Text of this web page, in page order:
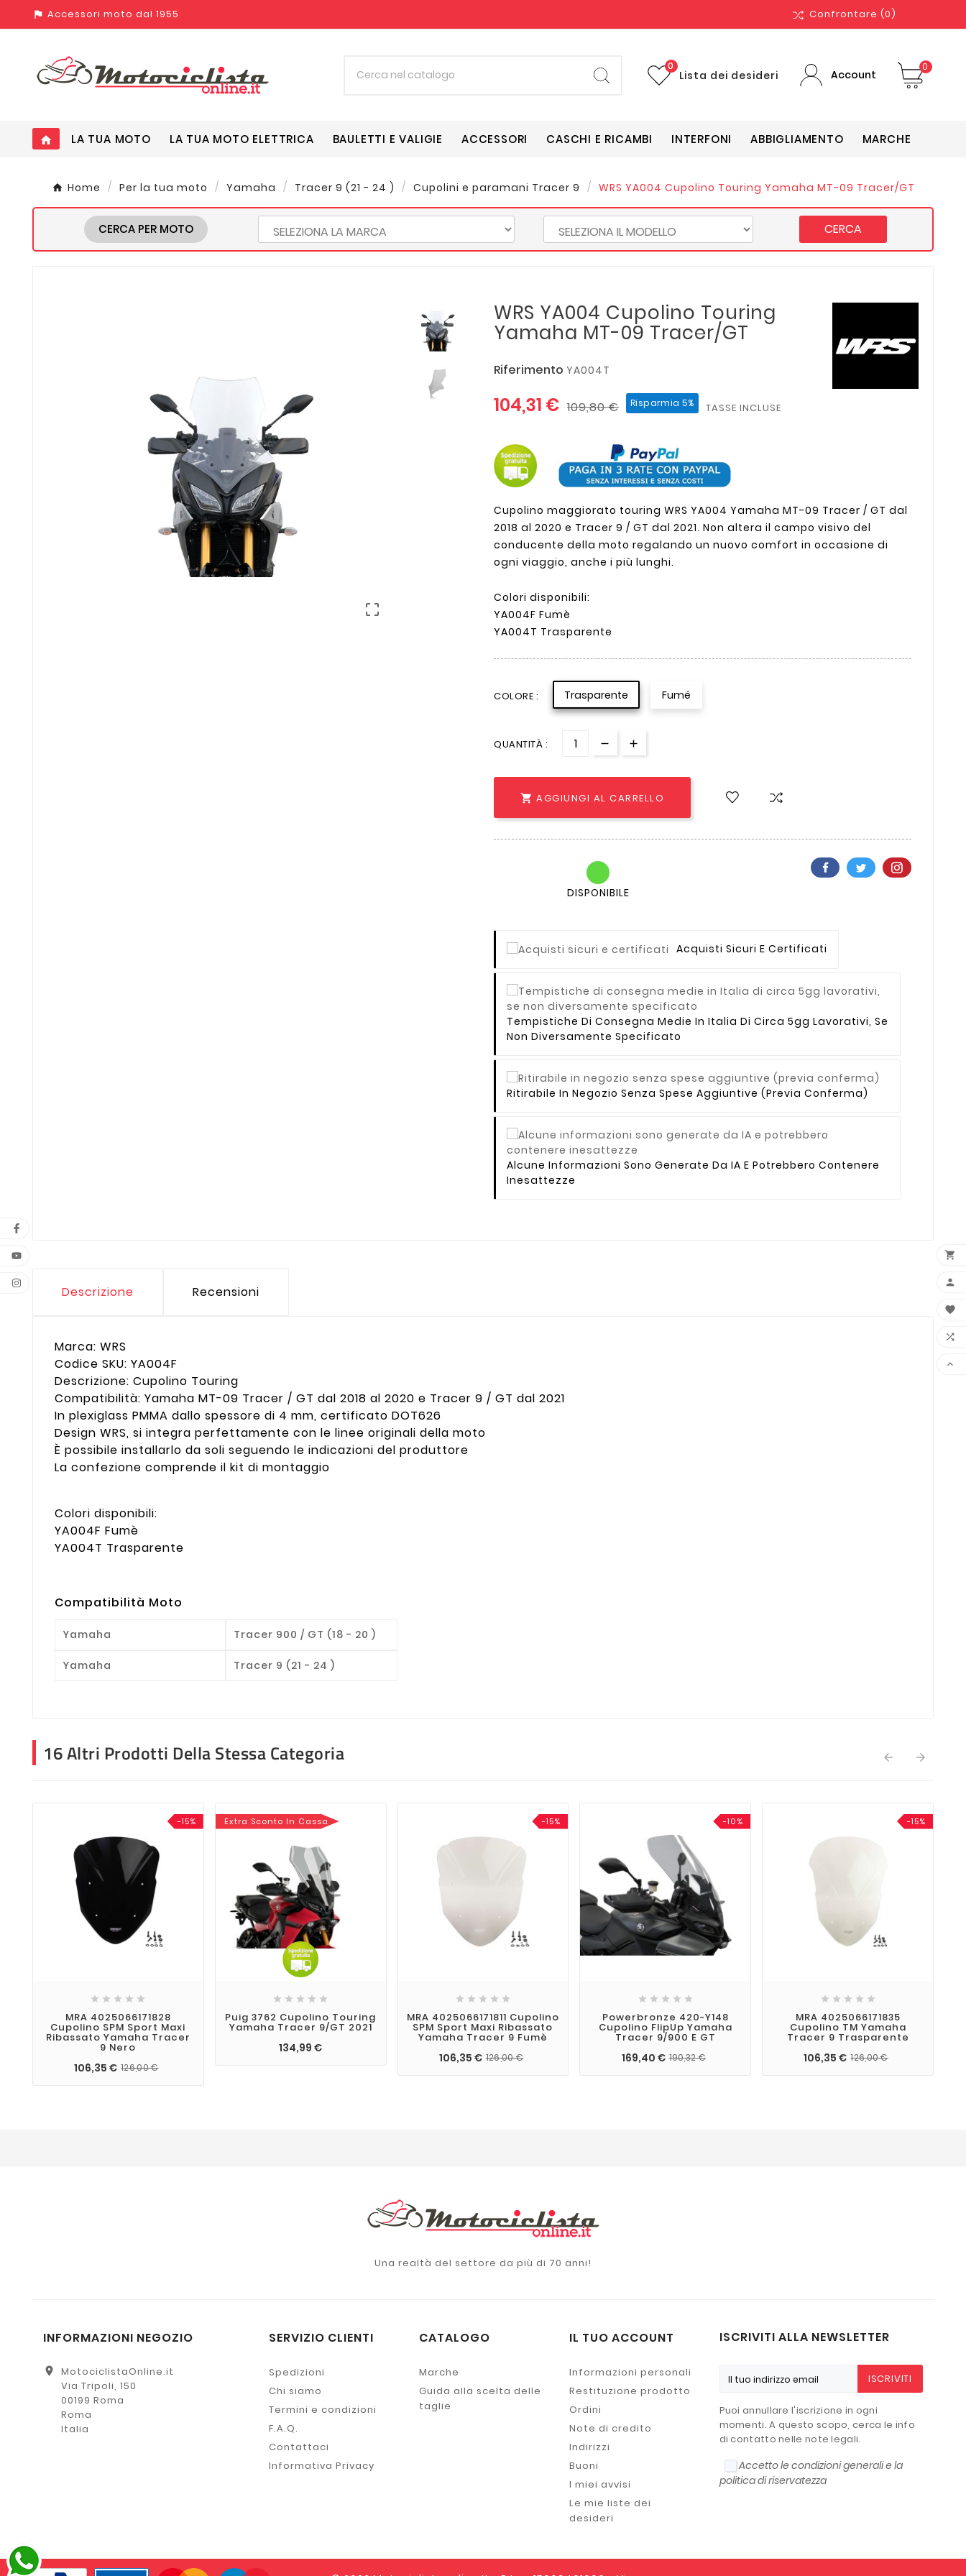
assistant_photo Accessori moto dal 1955 Confrontare (0)
Lista dei desideri
0
Account
0
home LA TUA MOTO LA TUA MOTO ELETTRICA BAULETTI E VALIGIE ACCESSORI CASCHI E RICAMBI INTERFONI ABBIGLIAMENTO MARCHE
Home Per la tua moto Yamaha Tracer 9 (21 - 24 ) Cupolini e paramani Tracer 9 WRS YA004 Cupolino Touring Yamaha MT-09 Tracer/GT
CERCA PER MOTO CERCA

WRS YA004 Cupolino Touring
Yamaha MT-09 Tracer/GT
Riferimento YA004T
104,31 € 109,80 € Risparmia 5% TASSE INCLUSE
Cupolino maggiorato touring WRS YA004 Yamaha MT-09 Tracer / GT dal
2018 al 2020 e Tracer 9 / GT dal 2021. Non altera il campo visivo del
conducente della moto regalando un nuovo comfort in occasione di
ogni viaggio, anche i più lunghi.
Colori disponibili:
YA004F Fumè
YA004T Trasparente
COLORE : Trasparente Fumé
QUANTITÀ :
 AGGIUNGI AL CARRELLO
DISPONIBILE
Acquisti Sicuri E Certificati
Tempistiche Di Consegna Medie In Italia Di Circa 5gg Lavorativi, Se
Non Diversamente Specificato
Ritirabile In Negozio Senza Spese Aggiuntive (previa Conferma)
Alcune Informazioni Sono Generate Da IA E Potrebbero Contenere
Inesattezze
Descrizione Recensioni
Marca: WRS
Codice SKU: YA004F
Descrizione: Cupolino Touring
Compatibilità: Yamaha MT-09 Tracer / GT dal 2018 al 2020 e Tracer 9 / GT dal 2021
In plexiglass PMMA dallo spessore di 4 mm, certificato DOT626
Design WRS, si integra perfettamente con le linee originali della moto
È possibile installarlo da soli seguendo le indicazioni del produttore
La confezione comprende il kit di montaggio
Colori disponibili:
YA004F Fumè
YA004T Trasparente
Compatibilità Moto
Yamaha Tracer 900 / GT (18 - 20 )
Yamaha Tracer 9 (21 - 24 )
16 Altri Prodotti Della Stessa Categoria  
-15%
    
MRA 4025066171828
Cupolino SPM Sport Maxi
Ribassato Yamaha Tracer
9 Nero
106,35 € 126,00 €
Extra Sconto In Cassa
    
Puig 3762 Cupolino Touring
Yamaha Tracer 9/GT 2021
134,99 €
-15%
    
MRA 4025066171811 Cupolino
SPM Sport Maxi Ribassato
Yamaha Tracer 9 Fumè
106,35 € 126,00 €
-10%
    
Powerbronze 420-Y148
Cupolino FlipUp Yamaha
Tracer 9/900 E GT
169,40 € 190,32 €
-15%
    
MRA 4025066171835
Cupolino TM Yamaha
Tracer 9 Trasparente
106,35 € 126,00 €
Una realtà del settore da più di 70 anni!
INFORMAZIONI NEGOZIO
location_on
MotociclistaOnline.it
Via Tripoli, 150
00199 Roma
Roma
Italia
SERVIZIO CLIENTI
Spedizioni
Chi siamo
Termini e condizioni
F.A.Q.
Contattaci
Informativa Privacy
CATALOGO
Marche
Guida alla scelta delle
taglie
IL TUO ACCOUNT
Informazioni personali
Restituzione prodotto
Ordini
Note di credito
Indirizzi
Buoni
I miei avvisi
Le mie liste dei
desideri
ISCRIVITI ALLA NEWSLETTER
ISCRIVITI
Puoi annullare l'iscrizione in ogni
momenti. A questo scopo, cerca le info
di contatto nelle note legali.
Accetto le condizioni generali e la
politica di riservatezza




